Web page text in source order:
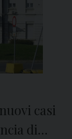
casi
di